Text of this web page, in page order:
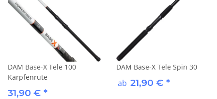
DAM Base-X Tele 100
Karpfenrute
31,90 € *
DAM Base-X Tele Spin 30
ab 21,90 € *